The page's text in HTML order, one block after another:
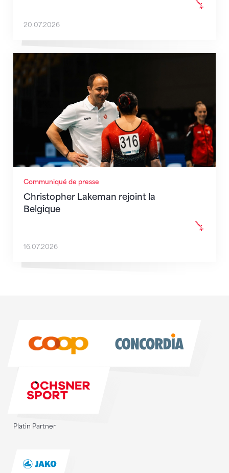
20.07.2026
Communiqué de presse
Christopher Lakeman rejoint la
Belgique
Christopher Lakeman rejoint la Belgique
16.07.2026
Platin Partner